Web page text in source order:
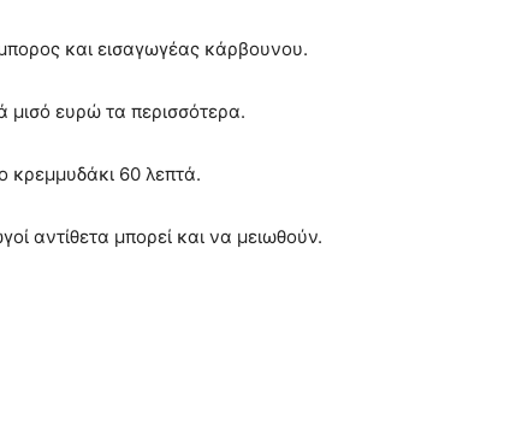
και εισαγωγέας κάρβουνου.
μισό ευρώ τα περισσότερα.
κρεμμυδάκι 60 λεπτά.
αντίθετα μπορεί και να μειωθούν.